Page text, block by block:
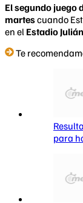
El segundo juego
martescuando
en el Estadio
Te
para